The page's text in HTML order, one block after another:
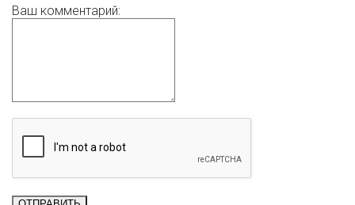
Ваш комментарий: